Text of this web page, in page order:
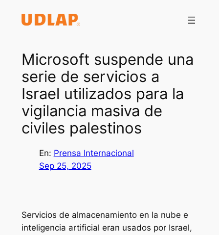
Microsoft suspende una
serie de servicios a
Israel utilizados para la
vigilancia masiva de
civiles palestinos
En: Prensa Internacional
Sep 25, 2025
Servicios de almacenamiento en la nube e
inteligencia artificial eran usados por Israel,